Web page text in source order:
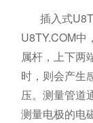
插入式
U8TY.COM中
属杆，上下两
时，则会产生
压。测量管道
测量电极的电